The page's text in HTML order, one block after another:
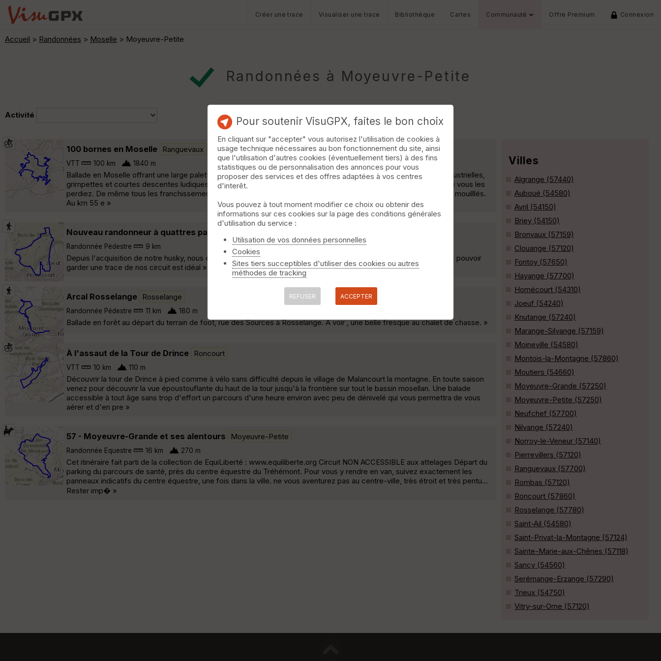
Créer une trace Visualiser une trace Bibliothèque Cartes Communauté Offre Premium Connexion
Accueil > Randonnées > Moselle > Moyeuvre-Petite
Randonnées à Moyeuvre-Petite
Activité
100 bornes en Moselle Ranguevaux
VTT 100 km 1840 m
Ballade en Moselle offrant une large palette des spécialités locales : singles, parties roulantes, forets et friches industrielles,
grimpettes et courtes descentes ludiques. Pour info : tout se fait sur sentier, donc n'hésitez pas à jardiner un peu si vous les
perdiez. De même tous les franchissements de ruisseau se font sur des paserelles : pas de crapahutage les pieds mouilllés.
Au km 55 e »
Nouveau randonneur à quattres pattes
Randonnée Pédestre 9 km
Depuis l'acquisition de notre husky, nous en profitons pour découvrir notre région que nous connaissons trés mal.... pouvoir
garder une trace de nos circuit est idéal »
Arcal Rosselange Rosselange
Randonnée Pédestre 11 km 180 m
Ballade en forêt au départ du terrain de foot, rue des Sources à Rosselange. A voir , une belle fresque au chalet de chasse. »
À l'assaut de la Tour de Drince Roncourt
VTT 10 km 110 m
Découvrir la tour de Drince à pied comme à vélo sans difficulté depuis le village de Malancourt la montagne. En toute saison
venez pour découvrir la vue époustouflante du haut de la tour jusqu'à la frontière sur tout le bassin mosellan. Une balade
accessible à tout âge sans trop d'effort un parcours d'une heure environ avec peu de dénivelé qui vous permettra de vous
aérer et d'en pre »
57 - Moyeuvre-Grande et ses alentours Moyeuvre-Petite
Randonnée Equestre 16 km 270 m
Cet itinéraire fait parti de la collection de EquiLiberté : www.equiliberte.org Circuit NON ACCESSIBLE aux attelages Départ du
parking du parcours de santé, près du centre équestre du Tréhémont. Pour vous y rendre en van, suivez exactement les
panneaux indicatifs du centre équestre, une fois dans la ville. ne vous aventurez pas au centre-ville, très étroit et très pentu...
Rester imp� »
Villes
Algrange (57440)
Auboué (54580)
Avril (54150)
Briey (54150)
Bronvaux (57159)
Clouange (57120)
Fontoy (57650)
Hayange (57700)
Homécourt (54310)
Joeuf (54240)
Knutange (57240)
Marange-Silvange (57159)
Moineville (54580)
Montois-la-Montagne (57860)
Moutiers (54660)
Moyeuvre-Grande (57250)
Moyeuvre-Petite (57250)
Neufchef (57700)
Nilvange (57240)
Norroy-le-Veneur (57140)
Pierrevillers (57120)
Ranguevaux (57700)
Rombas (57120)
Roncourt (57860)
Rosselange (57780)
Saint-Ail (54580)
Saint-Privat-la-Montagne (57124)
Sainte-Marie-aux-Chênes (57118)
Sancy (54560)
Serémange-Erzange (57290)
Trieux (54750)
Vitry-sur-Orne (57120)
Pour soutenir VisuGPX, faites le bon choix
En cliquant sur "accepter" vous autorisez l'utilisation de cookies à
usage technique nécessaires au bon fonctionnement du site, ainsi
que l'utilisation d'autres cookies (éventuellement tiers) à des fins
statistiques ou de personnalisation des annonces pour vous
proposer des services et des offres adaptées à vos centres
d'interêt.
Vous pouvez à tout moment modifier ce choix ou obtenir des
informations sur ces cookies sur la page des conditions générales
d'utilisation du service :
Utilisation de vos données personnelles
Cookies
Sites tiers succeptibles d'utiliser des cookies ou autres
méthodes de tracking
REFUSER ACCEPTER